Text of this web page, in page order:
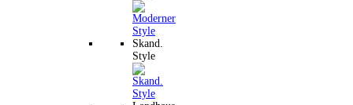
Skand.
Style